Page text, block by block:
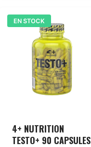
EN STOCK
4+ NUTRITION
TESTO+ 90 CAPSULES